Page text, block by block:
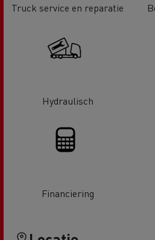
Truck service en reparatie
Hydraulisch
Financiering